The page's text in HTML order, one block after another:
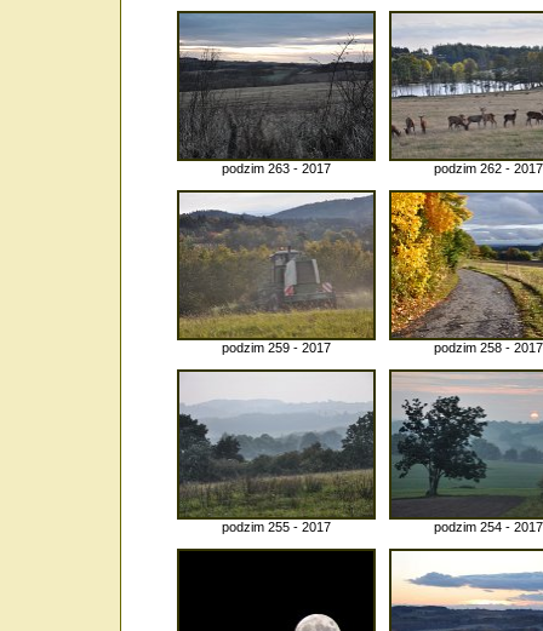
podzim 263 - 2017 podzim 262 - 2017
podzim 259 - 2017 podzim 258 - 2017
podzim 255 - 2017 podzim 254 - 2017